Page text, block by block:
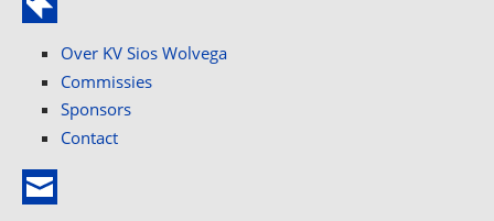
Over KV Sios Wolvega
Commissies
Sponsors
Contact